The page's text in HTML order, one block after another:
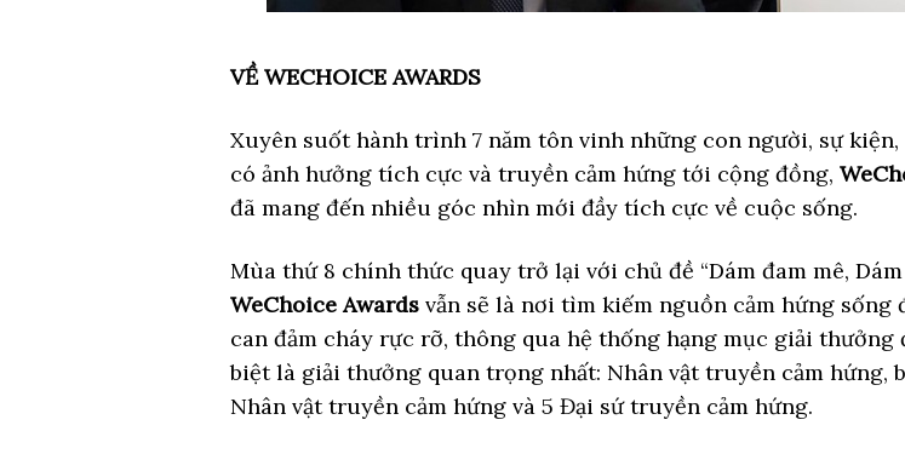
VỀ WECHOICE AWARDS
Xuyên suốt hành trình 7 năm tôn vinh những con người, sự
có ảnh hưởng tích cực và truyền cảm hứng tới cộng đồng,
đã mang đến nhiều góc nhìn mới đầy tích cực về cuộc sống.
Mùa thứ 8 chính thức quay trở lại với chủ đề “Dám đam mê, Dám
WeChoice Awardsvẫn sẽ là nơi tìm kiếm nguồn cảm hứng sống
can đảm cháy rực rỡ, thông qua hệ thống hạng mục giải thưởng
biệt là giải thưởng quan trọng nhất: Nhân vật truyền cảm hứng,
Nhân vật truyền cảm hứng và 5 Đại sứ truyền cảm hứng.